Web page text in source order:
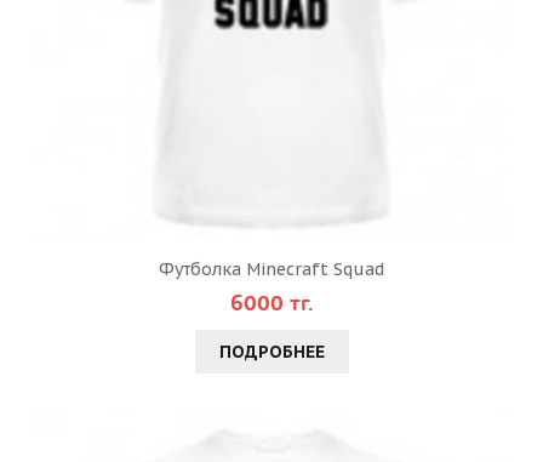
Футболка Minecraft Squad
6000 тг.
ПОДРОБНЕЕ